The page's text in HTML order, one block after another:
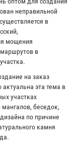
неправильной
в
мощения
в
на заказ
актуальна эта тема в
участках
беседок,
по причине
камня